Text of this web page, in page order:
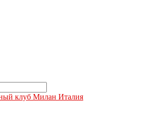
клуб Милан Италия